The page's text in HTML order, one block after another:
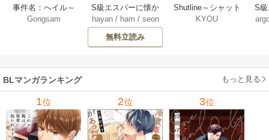
事件名：へイル～
シャチの狩り方～
Gongsam
S級エスパーに懐か
れてます【タテヨ
ミ】 75巻
hayan/ ham / seon
eedyou
無料立読み
Shutline～シャット
ライン～【タテヨ
KYOU
S
れ
BLマンガランキング もっと見る
1位 2位 3位